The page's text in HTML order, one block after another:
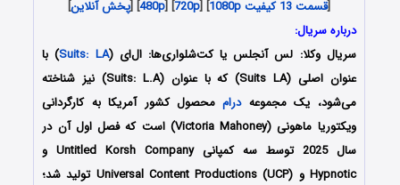
[قسمت 13 کیفیت 1080p ] [
720p
] [
480p
] [پخش آنلاین]
درباره سریال:
سریال وکلا: لس آنجلس یا کت‌شلواری‌ها: ال‌ای (Suits: LA) با
عنوان اصلی (Suits LA) که با عنوان (Suits: L.A) نیز شناخته
می‌شود، یک مجموعهدراممحصول کشور آمریکا به کارگردانی
ویکتوریا ماهونی (Victoria Mahoney) است که فصل اول آن در
سال 2025 توسط سه کمپانی Untitled Korsh Company و
Hypnotic و Universal Content Productions (UCP) تولید شد؛